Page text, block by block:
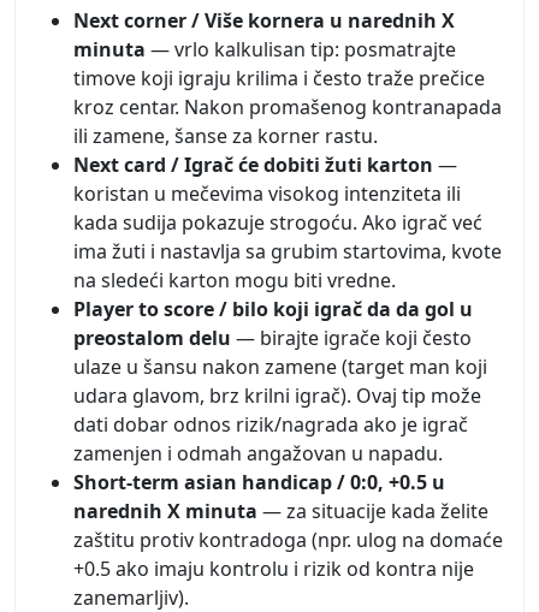
Next corner / Više kornera u narednih X
minuta — vrlo kalkulisan tip: posmatrajte
timove koji igraju krilima i često traže prečice
kroz centar. Nakon promašenog kontranapada
ili zamene, šanse za korner rastu.
Next card / Igrač će dobiti žuti karton —
koristan u mečevima visokog intenziteta ili
kada sudija pokazuje strogoću. Ako igrač već
ima žuti i nastavlja sa grubim startovima, kvote
na sledeći karton mogu biti vredne.
Player to score / bilo koji igrač da da gol u
preostalom delu — birajte igrače koji često
ulaze u šansu nakon zamene (target man koji
udara glavom, brz krilni igrač). Ovaj tip može
dati dobar odnos rizik/nagrada ako je igrač
zamenjen i odmah angažovan u napadu.
Short-term asian handicap / 0:0, +0.5 u
narednih X minuta — za situacije kada želite
zaštitu protiv kontradoga (npr. ulog na domaće
+0.5 ako imaju kontrolu i rizik od kontra nije
zanemarljiv).